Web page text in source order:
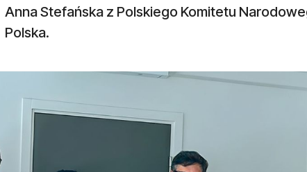
Anna Stefańska z Polskiego Komitetu
Polska.